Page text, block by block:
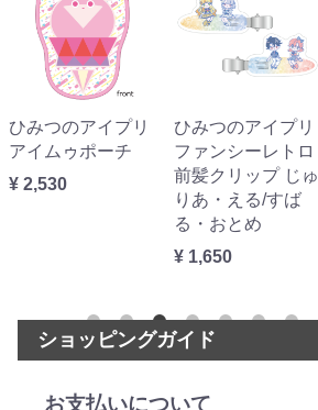
ひみつのアイプリ
アイムゥポーチ
¥ 2,530
ひみつのアイプリ
ファンシーレトロ
前髪クリップ じゅ
りあ・える/すば
る・おとめ
¥ 1,650
ショッピングガイド
お支払いについて